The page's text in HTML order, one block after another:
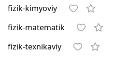
fizik-kimyoviy
fizik-matematik
fizik-texnikaviy